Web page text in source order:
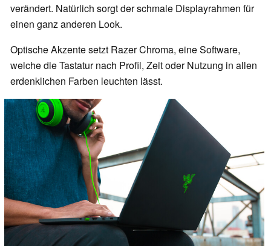
verändert. Natürlich sorgt der schmale Displayrahmen für
einen ganz anderen Look.
Optische Akzente setzt Razer Chroma, eine Software,
welche die Tastatur nach Profil, Zeit oder Nutzung in allen
erdenklichen Farben leuchten lässt.